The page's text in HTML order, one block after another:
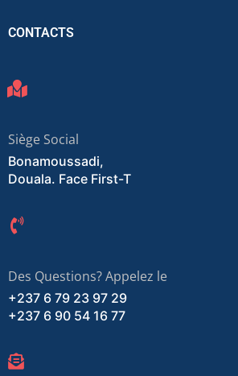
CONTACTS
Siège Social
Bonamoussadi,
Douala. Face First-T
Des Questions? Appelez le
+237 6 79 23 97 29
+237 6 90 54 16 77